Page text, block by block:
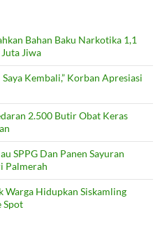
Bahan Baku Narkotika 1,1
Jiwa
Kembali,” Korban Apresiasi
2.500 Butir Obat Keras
SPPG Dan Panen Sayuran
Palmerah
Warga Hidupkan Siskamling
Spot